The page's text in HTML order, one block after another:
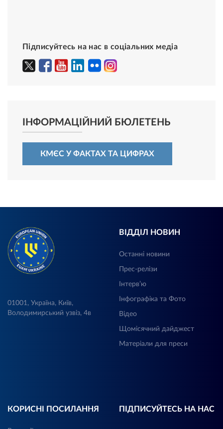
Підписуйтесь на нас в соціальних медіа
ІНФОРМАЦІЙНИЙ БЮЛЕТЕНЬ
КМЄС У ФАКТАХ ТА ЦИФРАХ
01001, Україна, Київ,
Володимирський узвіз, 4в
ВІДДІЛ НОВИН
Останні новини
Прес-релізи
Інтерв’ю
Інфографіка та Фото
Відео
Щомісячний дайджест
Матеріали для преси
КОРИСНІ ПОСИЛАННЯ ПІДПИСУЙТЕСЬ НА НАС